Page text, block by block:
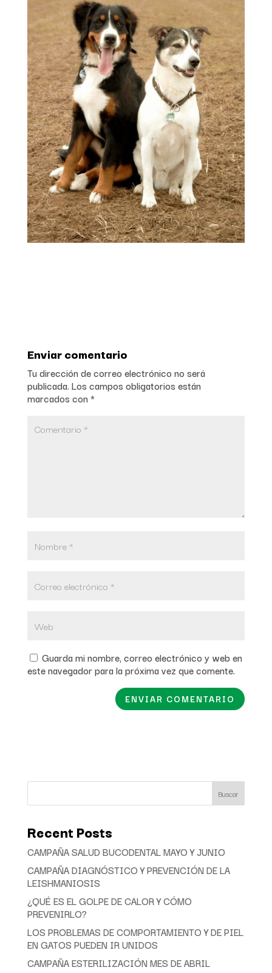
Enviar comentario
Tu dirección de correo electrónico no será
publicada. Los campos obligatorios están
marcados con *
Guarda mi nombre, correo electrónico y web en
este navegador para la próxima vez que comente.
Buscar
Recent Posts
CAMPAÑA SALUD BUCODENTAL MAYO Y JUNIO
CAMPAÑA DIAGNÓSTICO Y PREVENCIÓN DE LA
LEISHMANIOSIS
¿QUÉ ES EL GOLPE DE CALOR Y CÓMO
PREVENIRLO?
LOS PROBLEMAS DE COMPORTAMIENTO Y DE PIEL
EN GATOS PUEDEN IR UNIDOS
CAMPAÑA ESTERILIZACIÓN MES DE ABRIL